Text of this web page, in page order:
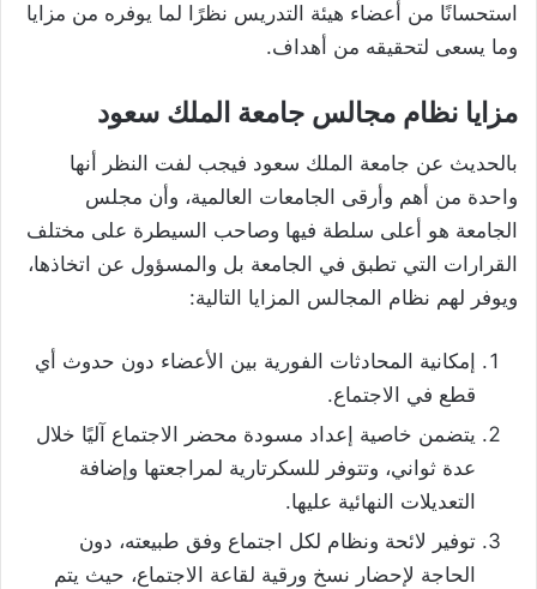
استحسانًا من أعضاء هيئة التدريس نظرًا لما يوفره من مزايا
وما يسعى لتحقيقه من أهداف.
مزايا نظام مجالس جامعة الملك سعود
بالحديث عن جامعة الملك سعود فيجب لفت النظر أنها
واحدة من أهم وأرقى الجامعات العالمية، وأن مجلس
الجامعة هو أعلى سلطة فيها وصاحب السيطرة على مختلف
القرارات التي تطبق في الجامعة بل والمسؤول عن اتخاذها،
ويوفر لهم نظام المجالس المزايا التالية:
إمكانية المحادثات الفورية بين الأعضاء دون حدوث أي
قطع في الاجتماع.
يتضمن خاصية إعداد مسودة محضر الاجتماع آليًا خلال
عدة ثواني، وتتوفر للسكرتارية لمراجعتها وإضافة
التعديلات النهائية عليها.
توفير لائحة ونظام لكل اجتماع وفق طبيعته، دون
الحاجة لإحضار نسخ ورقية لقاعة الاجتماع، حيث يتم